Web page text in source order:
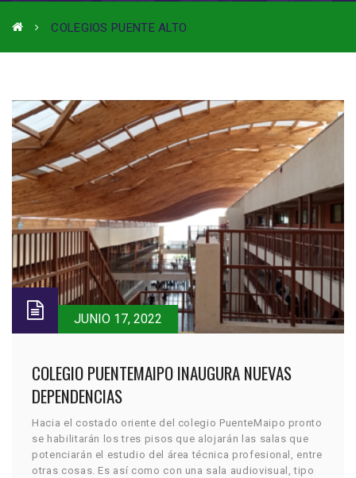
COLEGIOS PUENTE ALTO
JUNIO 17, 2022
COLEGIO PUENTEMAIPO INAUGURA NUEVAS
DEPENDENCIAS
Hacia el costado oriente del colegio PuenteMaipo pronto
se habilitarán los tres pisos que alojarán las salas que
potenciarán el estudio del área técnica profesional, entre
otras cosas. Es así como con una sala audiovisual, tipo